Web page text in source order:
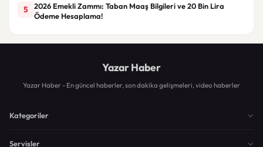
5
2026 Emekli Zammı: Taban Maaş Bilgileri ve 20 Bin Lira
Ödeme Hesaplama!
Yazar Haber
Yazar Haber - En güncel haberler, son dakika gelişmeleri, video haberler
Kategoriler
Servisler